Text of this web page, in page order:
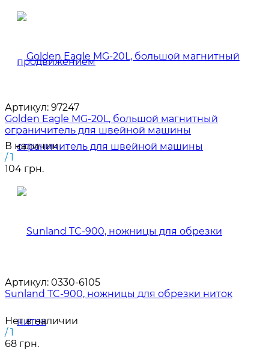
Артикул: 97247
Golden Eagle MG-20L, большой магнитный
ограничитель для швейной машины
В наличии
/ 1
104 грн.
Артикул: 0330-6105
Sunland TC-900, ножницы для обрезки ниток
Нет в наличии
/ 1
68 грн.